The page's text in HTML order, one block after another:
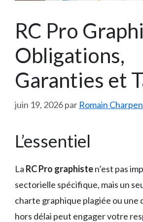
RC Pro
Obligations,
Garanties et
juin 19, 2026par Romain
L’essentiel
La RC Pro graphisten’est pas
sectorielle spécifique, mais un
charte graphique plagiée ou une
hors délai peut engager votre